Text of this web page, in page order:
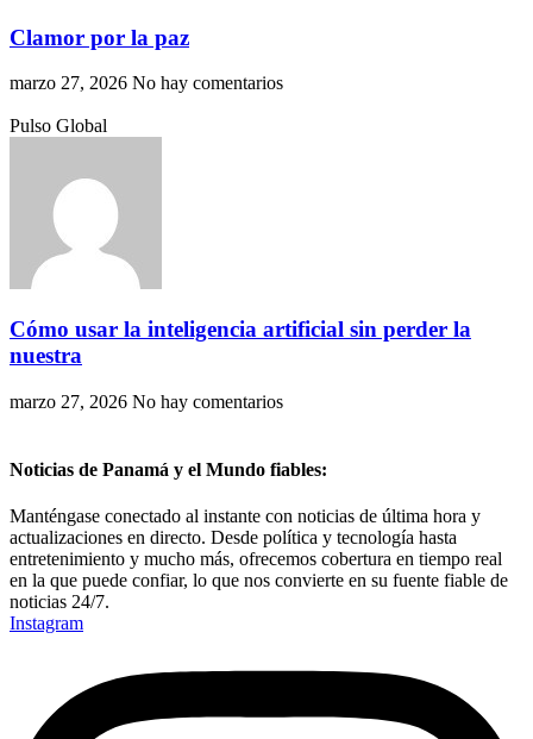
Clamor por la paz
marzo 27, 2026 No hay comentarios
Pulso Global
Cómo usar la inteligencia artificial sin perder la
nuestra
marzo 27, 2026 No hay comentarios
Noticias de Panamá y el Mundo fiables:
Manténgase conectado al instante con noticias de última hora y
actualizaciones en directo. Desde política y tecnología hasta
entretenimiento y mucho más, ofrecemos cobertura en tiempo real
en la que puede confiar, lo que nos convierte en su fuente fiable de
noticias 24/7.
Instagram